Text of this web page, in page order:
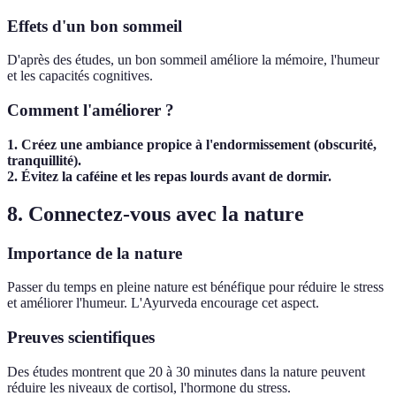
Effets d'un bon sommeil
D'après des études, un bon sommeil améliore la mémoire, l'humeur
et les capacités cognitives.
Comment l'améliorer ?
1. Créez une ambiance propice à l'endormissement (obscurité,
tranquillité).
2. Évitez la caféine et les repas lourds avant de dormir.
8. Connectez-vous avec la nature
Importance de la nature
Passer du temps en pleine nature est bénéfique pour réduire le stress
et améliorer l'humeur. L'Ayurveda encourage cet aspect.
Preuves scientifiques
Des études montrent que 20 à 30 minutes dans la nature peuvent
réduire les niveaux de cortisol, l'hormone du stress.